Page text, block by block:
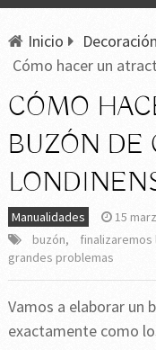
Inicio Decoración
Cómo hacer un
CÓMO
BUZÓN DE
Manualidades 15
buzón,
grandes problemas
Vamos a elaborar un
exactamente como